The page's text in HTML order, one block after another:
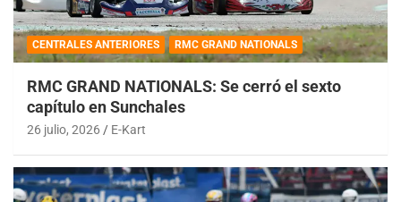
CENTRALES ANTERIORES RMC GRAND NATIONALS
RMC GRAND NATIONALS: Se cerró el sexto
capítulo en Sunchales
26 julio, 2026 E-Kart